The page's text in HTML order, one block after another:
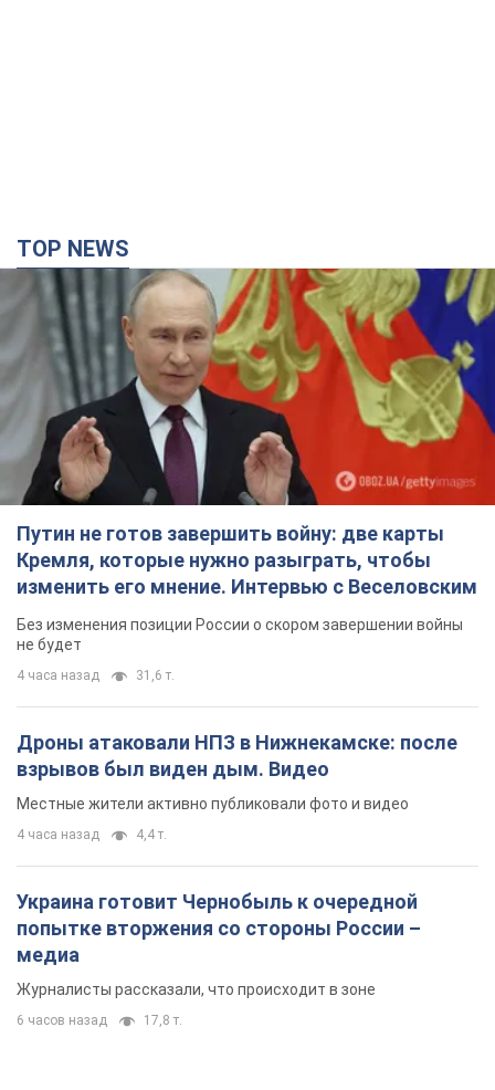
TOP NEWS
Путин не готов завершить войну: две карты
Кремля, которые нужно разыграть, чтобы
изменить его мнение. Интервью с Веселовским
Без изменения позиции России о скором завершении войны
не будет
4 часа назад 31,6 т.
Дроны атаковали НПЗ в Нижнекамске: после
взрывов был виден дым. Видео
Местные жители активно публиковали фото и видео
4 часа назад 4,4 т.
Украина готовит Чернобыль к очередной
попытке вторжения со стороны России –
медиа
Журналисты рассказали, что происходит в зоне
6 часов назад 17,8 т.